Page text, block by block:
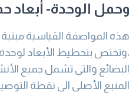
وحمل الوحدة- أبعاد
هذه المواصفة القياسية
،وتختص بتخطيط الأبعاد لوحدة
البضائع والتى تشمل جميع
المنبع الأصلى الى نقطة